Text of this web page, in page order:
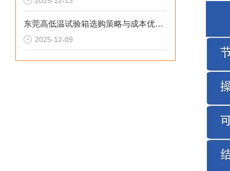
东莞高低温试验箱选购策略与成本优化解决方案
2025-12-09